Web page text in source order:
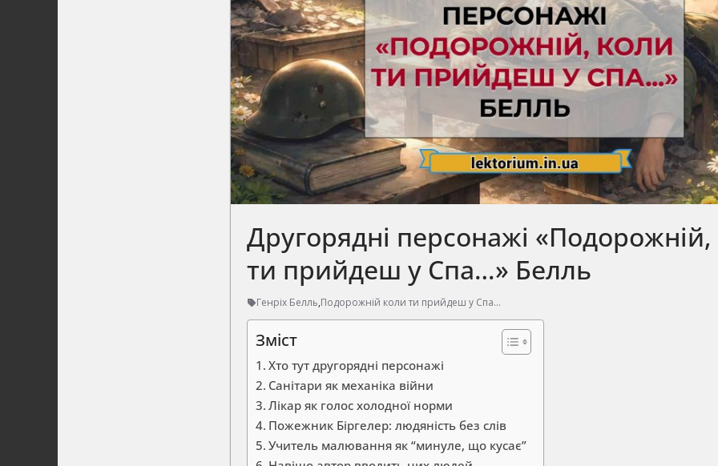
Другорядні персонажі
ти прийдеш у Спа…» Белль
Генріх Белль,Подорожній коли ти прийдеш у Спа...
Зміст
Хто тут другорядні персонажі
Санітари як механіка війни
Лікар як голос холодної норми
Пожежник Біргелер: людяність без слів
Учитель малювання як “минуле, що кусає”